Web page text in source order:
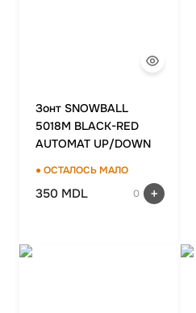
Зонт SNOWBALL
5018M BLACK-RED
AUTOMAT UP/DOWN
● ОСТАЛОСЬ МАЛО
350 MDL 0